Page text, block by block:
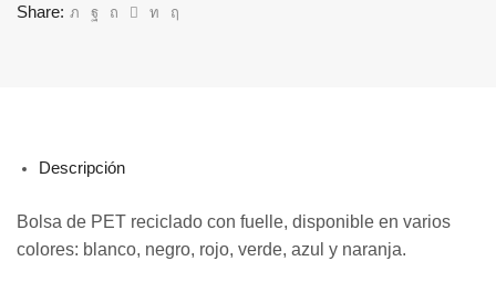
Share:
Descripción
Bolsa de PET reciclado con fuelle, disponible en varios
colores: blanco, negro, rojo, verde, azul y naranja.